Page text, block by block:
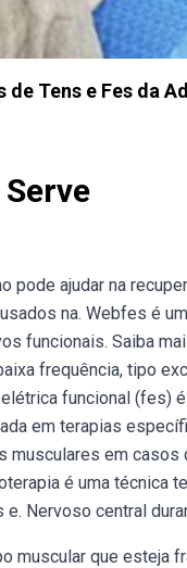
de Tens e Fes da
pode ajudar na
na. Webfes é
funcionais. Saiba
frequência, tipo
funcional (fes)
em terapias
musculares em
é uma técnica
Nervoso central
muscular que esteja